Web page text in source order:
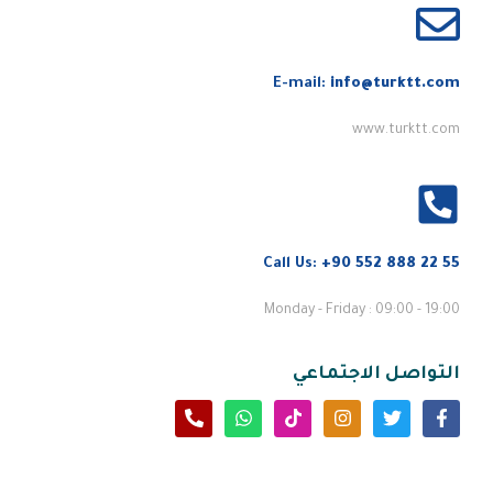
E-mail: info@turktt.com
www.turktt.com
Call Us: +90 552 888 22 55
Monday - Friday : 09:00 - 19:00
التواصل الاجتماعي